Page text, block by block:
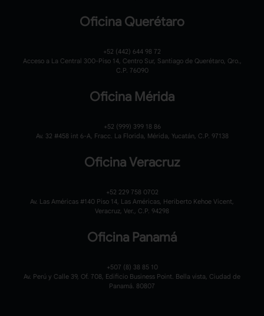
Oficina Querétaro
+52 (442) 644 98 72
Acceso a La Central 300-Piso 14, Centro Sur, Santiago de Querétaro, Qro.,
C.P. 76090
Oficina Mérida
+52 (999) 399 18 86
Av. 32 #458 int 6-A, Fracc. La Florida, Mérida, Yucatán, C.P. 97138
Oficina Veracruz
+52 229 758 0702
Av. Las Américas #140 Piso 14, Las Américas, Heriberto Kehoe Vicent,
Veracruz, Ver., C.P. 94298
Oficina Panamá
+507 (8) 38 85 10
Av. Perú y Calle 39, Of. 708, Edificio Business Point. Bella vista, Ciudad de
Panamá. 80807